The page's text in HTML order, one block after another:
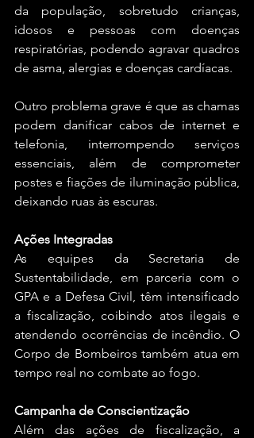
da população, sobretudo crianças,
idosos e pessoas com doenças
respiratórias, podendo agravar quadros
de asma, alergias e doenças cardíacas.
Outro problema grave é que as chamas
podem danificar cabos de internet e
telefonia, interrompendo serviços
essenciais, além de comprometer
postes e fiações de iluminação pública,
deixando ruas às escuras.
Ações Integradas
As equipes da Secretaria de
Sustentabilidade, em parceria com o
GPA e a Defesa Civil, têm intensificado
a fiscalização, coibindo atos ilegais e
atendendo ocorrências de incêndio. O
Corpo de Bombeiros também atua em
tempo real no combate ao fogo.
Campanha de Conscientização
Além das ações de fiscalização, a